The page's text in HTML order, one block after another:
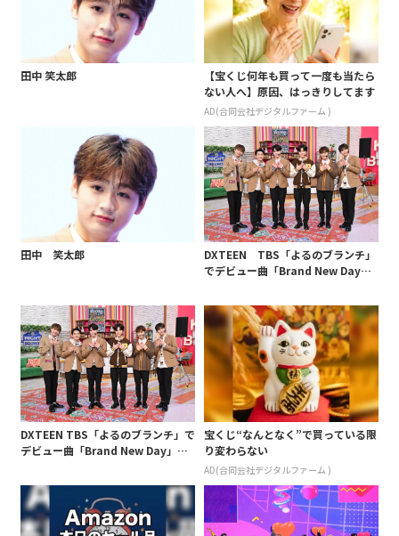
田中 笑太郎
【宝くじ何年も買って一度も当たら
ない人へ】原因、はっきりしてます
AD(合同会社デジタルファーム )
田中 笑太郎
DXTEEN TBS「よるのブランチ」
でデビュー曲「Brand New Day」
DXTEEN TBS「よるのブランチ」で
デビュー曲「Brand New Day」を
宝くじ“なんとなく”で買っている限
り変わらない
AD(合同会社デジタルファーム )